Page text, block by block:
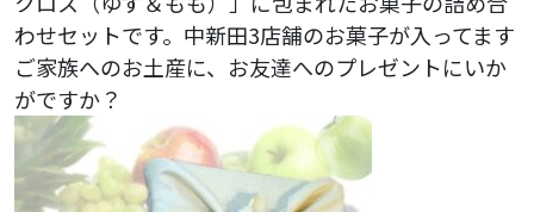
わせセットです。中新田3店舗のお菓子が入ってます
ご家族へのお土産に、お友達へのプレゼントにいか
がですか？